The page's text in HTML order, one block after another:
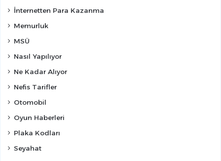
İnternetten Para Kazanma
Memurluk
MSÜ
Nasıl Yapılıyor
Ne Kadar Alıyor
Nefis Tarifler
Otomobil
Oyun Haberleri
Plaka Kodları
Seyahat